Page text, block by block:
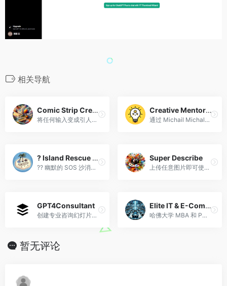
相关导航
Comic Strip Creator
将任何输入变成引人入胜的漫画
Creative Mentor Michalko
通过 Michail Michalko 的练习释放您的创造潜力。
?️ Island Rescue Msg lv2.6
?? 幽默的 SOS 沙消息创作者
Super Describe
上传任意图片即可使用DALL·E 3 获得类似图片，并附有详细提示！
GPT4Consultant
创建专业咨询幻灯片预览并免费下载为 powerpoint。
Elite IT & E-Commerce Expert
哈佛大学 MBA 和 PMP 专家，擅长 IT、网络安全、GoDaddy、Printify 和 Shopify。
暂无评论